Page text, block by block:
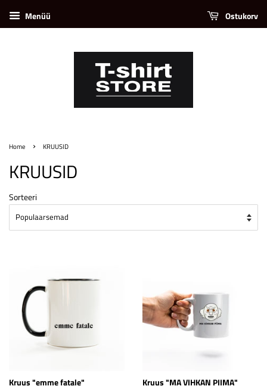
Menüü Ostukorv
Home › KRUUSID
KRUUSID
Sorteeri
Kruus "emme fatale" Kruus "MA VIHKAN PIIMA"